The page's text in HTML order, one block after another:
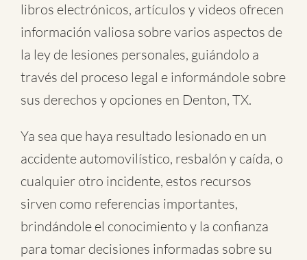
libros electrónicos, artículos y videos ofrecen
información valiosa sobre varios aspectos de
la ley de lesiones personales, guiándolo a
través del proceso legal e informándole sobre
sus derechos y opciones en Denton, TX.
Ya sea que haya resultado lesionado en un
accidente automovilístico, resbalón y caída, o
cualquier otro incidente, estos recursos
sirven como referencias importantes,
brindándole el conocimiento y la confianza
para tomar decisiones informadas sobre su